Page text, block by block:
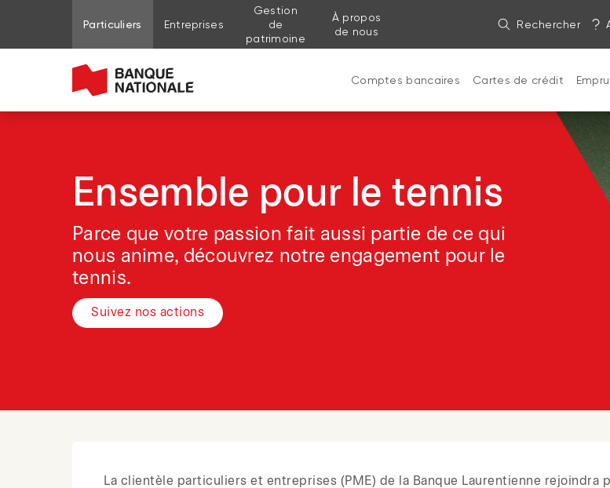
Aller au contenu de la page
Aller au menu principal
Me connecter à mon compte
Particuliers Entreprises
Gestion
de
patrimoine
À propos
de nous
Rechercher
Comptes bancaires Cartes de crédit
Ensemble pour le tennis
Parce que votre passion fait aussi partie de ce qui
nous anime, découvrez notre engagement pour le
tennis.
Suivez nos actions
La clientèle particuliers et entreprises (PME) de la Banque Laurentienne rejoindra